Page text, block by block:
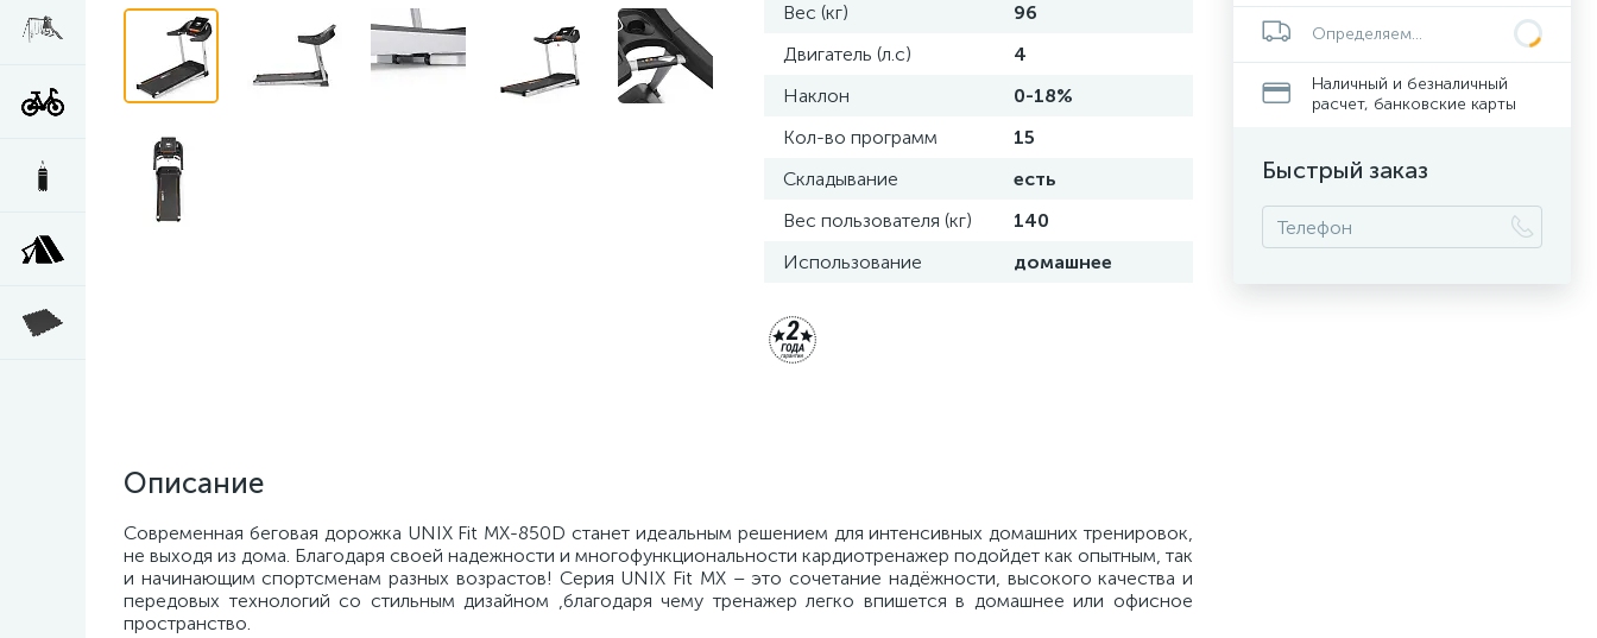
Вес (кг)
96
Двигатель (л.с)
4
Наклон
0-18%
Кол-во программ
15
Складывание
есть
Вес пользователя (кг)
140
Использование
домашнее
Описание
Современная беговая дорожка UNIX Fit MX-850D станет идеальным решением для интенсивных домашних тренировок,
не выходя из дома. Благодаря своей надежности и многофункциональности кардиотренажер подойдет как опытным, так
и начинающим спортсменам разных возрастов! Серия UNIX Fit MX – это сочетание надёжности, высокого качества и
передовых технологий со стильным дизайном ,благодаря чему тренажер легко впишется в домашнее или офисное
пространство.
Определяем...
Наличный и безналичный
расчет, банковские карты
Быстрый заказ